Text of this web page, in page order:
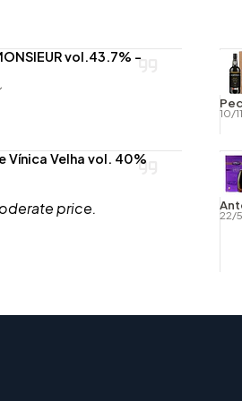
vol.43.7% -
10/
Vínica Velha vol. 40%
price. 22/